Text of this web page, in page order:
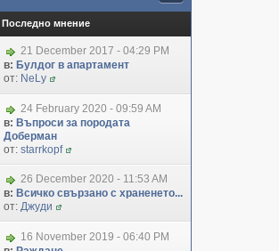
Последно мнение
21 December 2017 - 04:29 PM
в: Булдог в апартамент
от: NeLy
24 February 2020 - 09:59 AM
в: Въпроси за породата
Доберман
от: starrkopf
26 December 2020 - 11:53 AM
в: Всичко свързано с храненето...
от: Джуди
16 November 2019 - 06:40 PM